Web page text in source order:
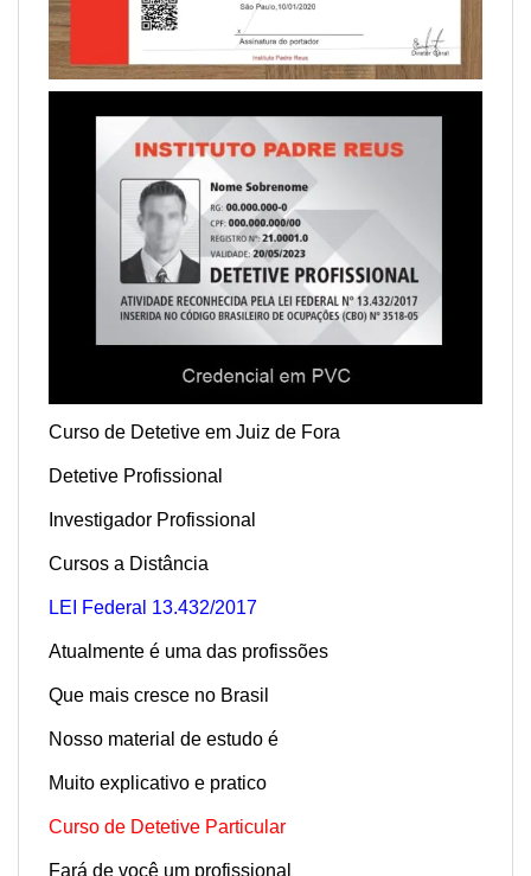
Curso de Detetive em Juiz de Fora
Detetive Profissional
Investigador Profissional
Cursos a Distância
LEI Federal 13.432/2017
Atualmente é uma das profissões
Que mais cresce no Brasil
Nosso material de estudo é
Muito explicativo e pratico
Curso de Detetive Particular
Fará de você um profissional